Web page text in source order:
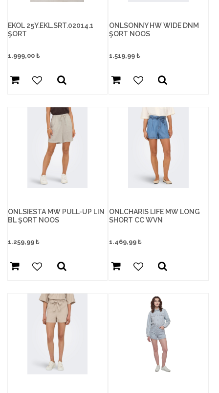
EKOL 25Y.EKL.SRT.02014.1
ŞORT
1.999,00 ₺
ONLSONNY HW WIDE DNM
ŞORT NOOS
1.519,99₺
ONLSIESTA MW PULL-UP LIN
BL ŞORT NOOS
1.259,99 ₺
ONLCHARIS LIFE MW LONG
SHORT CC WVN
1.469,99₺